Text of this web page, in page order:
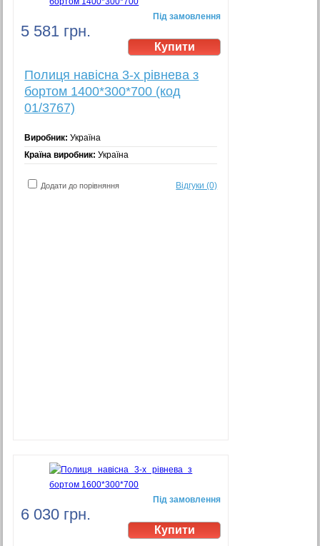
5 581 грн.
Під замовлення
Полиця навісна 3-х рівнева з
бортом 1400*300*700 (код
01/3767)
Виробник: Україна
Країна виробник: Україна
Додати до порівняння Відгуки (0)
6 030 грн.
Під замовлення